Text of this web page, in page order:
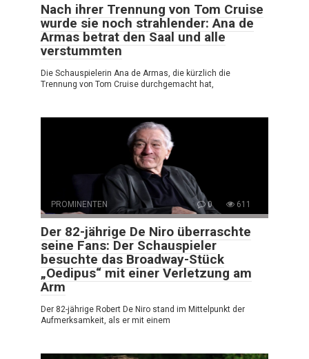
Nach ihrer Trennung von Tom Cruise
wurde sie noch strahlender: Ana de
Armas betrat den Saal und alle
verstummten
Die Schauspielerin Ana de Armas, die kürzlich die
Trennung von Tom Cruise durchgemacht hat,
PROMINENTEN 0 611
Der 82-jährige De Niro überraschte
seine Fans: Der Schauspieler
besuchte das Broadway-Stück
„Oedipus“ mit einer Verletzung am
Arm
Der 82-jährige Robert De Niro stand im Mittelpunkt der
Aufmerksamkeit, als er mit einem